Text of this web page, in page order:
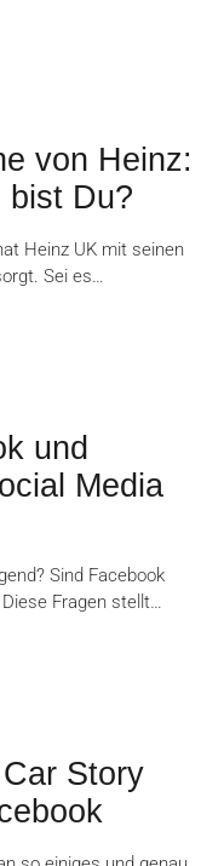
von Heinz:
bist Du?
Heinz UK mit seinen
Sei es…
und
Media
Sind Facebook
Fragen stellt…
Story